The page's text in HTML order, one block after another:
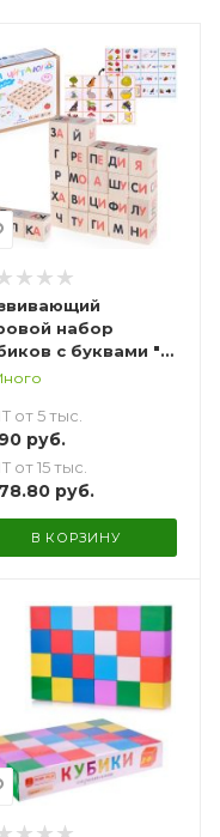
набор
с буквами "Я
- 25 шт.
от 5 тыс.
руб.
от 15 тыс.
руб.
В КОРЗИНУ